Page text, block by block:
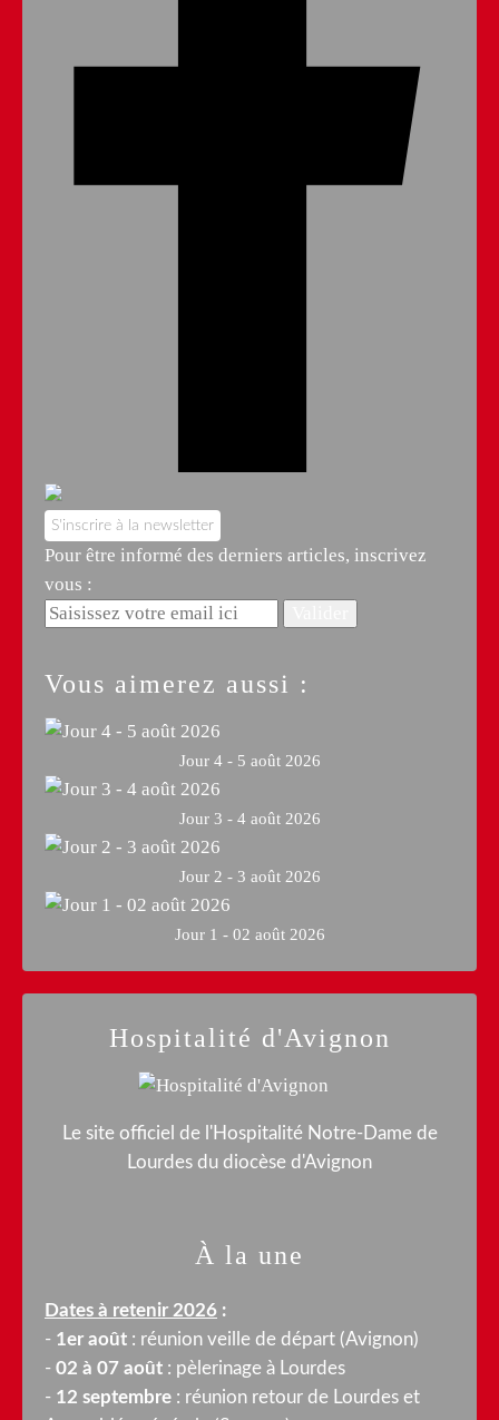
S'inscrire à la newsletter
Pour être informé des derniers articles, inscrivez
vous :
Vous aimerez aussi :
Jour 4 - 5 août 2026
Jour 3 - 4 août 2026
Jour 2 - 3 août 2026
Jour 1 - 02 août 2026
Hospitalité d'Avignon
Le site officiel de l'Hospitalité Notre-Dame de
Lourdes du diocèse d'Avignon
À la une
Dates à retenir 2026 :
- 1er août : réunion veille de départ (Avignon)
- 02 à 07 août : pèlerinage à Lourdes
- 12 septembre : réunion retour de Lourdes et